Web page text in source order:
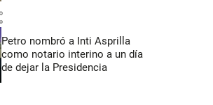
Petro nombró a Inti Asprilla
como notario interino a un día
de dejar la Presidencia